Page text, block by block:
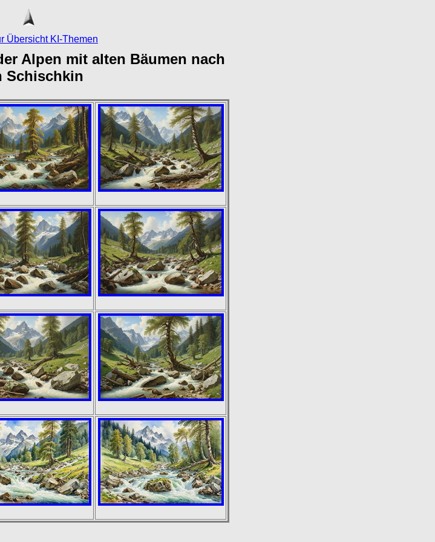
Übersicht KI-Themen
Alpen mit alten Bäumen nach
Schischkin